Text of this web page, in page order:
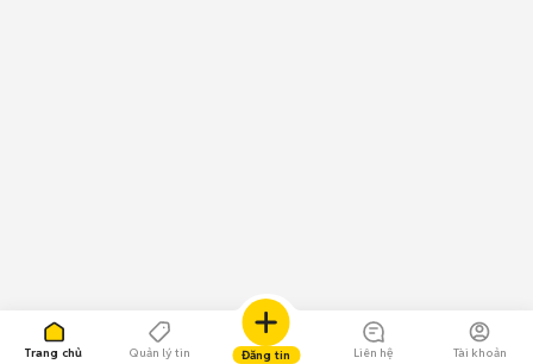
Trang chủ Quản lý tin Đăng tin Liên hệ Tài khoản